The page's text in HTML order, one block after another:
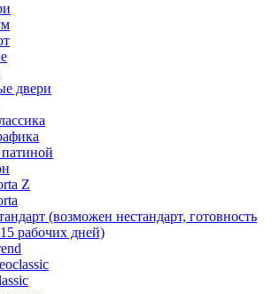
двери
Z
(возможен нестандарт, готовность
рабочих дней)